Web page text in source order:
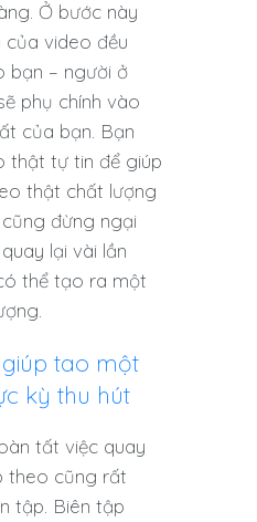
Ở bước này
của video đều
bạn – người ở
phụ chính vào
của bạn. Bạn
thật tự tin để giúp
thật chất lượng
đừng ngại
lại vài lần
thể tạo ra một
tao một
kỳ thu hút
tất việc quay
theo cũng rất
tập. Biên tập